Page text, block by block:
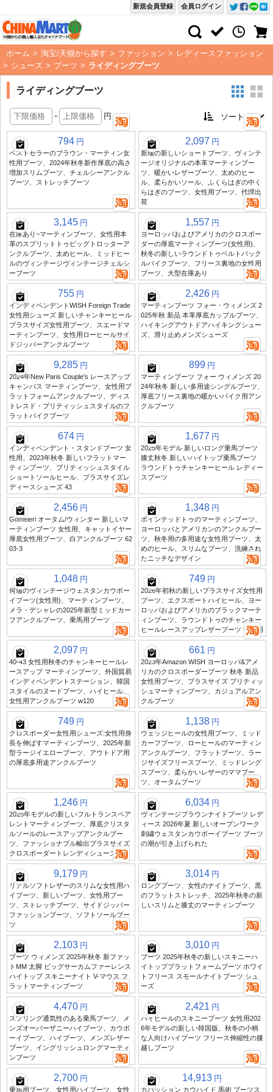
会員ログイン
新規会員登録
ホーム > 淘宝/天猫から探す > ファッション > レディースファッション
> シューズ > ブーツ > ライディングブーツ
ライディングブーツ
- 円
794 円
ベストセラーのブラウン・マーティン女
性用ブーツ、2024年秋冬新作厚底の高さ
増加スリムブーツ、チェルシーアンクル
ブーツ、ストレッチブーツ
2,097 円
新瑞の新しいショートブーツ、ヴィンテ
ージオリジナルの本革マーティンブー
ツ、暖かいレザーブーツ、太めのヒー
ル、柔らかいソール、ふくらはぎの中く
らはぎのブーツ、女性用ブーツ、代理出
荷
3,145 円
在庫あり~マーティンブーツ、女性用本
革のスプリットトゥピッグトロッターア
ンクルブーツ、太めヒール、ミッドヒー
ルのヴィンテージヴィンテージチェルシ
ーブーツ
1,557 円
ヨーロッパおよびアメリカのクロスボー
ダーの厚底マーティンブーツ(女性用)、
秋冬の新しいラウンドトゥベルトバック
ルバイクブーツ、フリース裏地の女性用
ブーツ、大型在庫あり
755 円
インディペンデントWISH Foreign Trade
女性用シューズ 新しいチャンキーヒール
プラスサイズ女性用ブーツ、スエードマ
ーティンブーツ、女性用ローヒールサイ
ドジッパーアンクルブーツ
2,426 円
マーティンブーツ フォー・ウィメンズ 2
025年秋 新品 本革厚底カップルブーツ、
ハイキングアウトドアハイキングシュー
ズ、滑り止めメンズシューズ
9,285 円
2024年New Paris Couple's レースアップ
キャンバス マーティンブーツ、女性用プ
ラットフォームアンクルブーツ、ディス
トレスド・ブリティッシュスタイルのフ
ラットバイクブーツ
899 円
マーティンブーツ フォー ウィメンズ 20
24年秋冬 新しい多用途シングルブーツ、
厚底フリース裏地の暖かいバイク用アン
クルブーツ
674 円
インディペンデント・スタンドブーツ 女
性用、2023年秋冬 新しいフラットマー
ティンブーツ、ブリティッシュスタイル
ショートソールヒール、プラスサイズレ
ディースシューズ 43
1,677 円
2025年モデル 新しいロング乗馬ブーツ
膝丈秋冬 新しいハイトップ乗馬ブーツ
ラウンドトゥチャンキーヒール レディー
スブーツ
2,456 円
Gomeieri オータム/ウィンター 新しいマ
ーティンブーツ 女性用、キャットイヤー
厚底女性用ブーツ、白アンクルブーツ 62
03-3
1,348 円
ポインテッドトゥのマーティンブーツ、
ヨーロッパとアメリカンのアンクルブー
ツ、秋冬用の多用途な女性用ブーツ、太
めのヒール、スリムなブーツ、洗練され
たニッチなデザイン
1,048 円
何瑞のヴィンテージウェスタンカウボー
イブーツ(女性用)、マーティンブーツ、
メラ・デシャレの2025年新型ミッドカー
フアンクルブーツ、乗馬用ブーツ
749 円
2026年初秋の新しいプラスサイズ女性用
ブーツ、エクスポートハイヒール、ヨー
ロッパおよびアメリカのブラックマーテ
ィンブーツ、ラウンドトゥのチャンキー
ヒールレースアップレザーブーツ 女性用
2,097 円
40-43 女性用秋冬のチャンキーヒールレ
ースアップ マーティンブーツ、外国貿易
インディペンデントステーション、韓国
スタイルのヌードブーツ、ハイヒール、
女性用アンクルブーツ w120
661 円
2023年Amazon WISH ヨーロッパ&アメ
リカのクロスボーダーブーツ 秋冬 新品
女性用ブーツ、プラスサイズ ブリティッ
シュマーティンブーツ、カジュアルアン
クルブーツ
749 円
クロスボーダー女性用シューズ:女性用身
長を伸ばすマーティンブーツ、2025年新
型ラージイエローブーツ、アウトドア用
の厚底多用途アンクルブーツ
1,138 円
ウェッジヒールの女性用ブーツ、ミッド
カーフブーツ、ローヒールのマーティン
アンクルブーツ、フラットブーツ、ラー
ジサイズフリースブーツ、ミッドレング
スブーツ、柔らかいレザーのママブー
ツ、オータムブーツ
1,246 円
2025年モデルの新しいフルトランスペア
レントマーティンブーツ、厚底クリスタ
ルソールのレースアップアンクルブー
ツ、ファッショナブル輸出プラスサイズ
クロスボーダートレンディシューズ
6,034 円
ヴィンテージブラウンナイトブーツ レデ
ィース 2026年夏 新しいオープンワーク
刺繍ウェスタンカウボーイブーツ ブーツ
の潮が引き上げられた
9,179 円
リアルソフトレザーのスリムな女性用ハ
イブーツ、新しいブーツ、女性用ブー
ツ、ストレッチブーツ、サイドジッパー
ファッションブーツ、ソフトソールブー
ツ
3,014 円
ロングブーツ、女性のナイトブーツ、黒
のフラットストレッチ、2025年秋冬の新
しいスリムと膝丈のマーティンブーツ
2,103 円
ブーツ ウィメンズ 2025年秋冬 新ファッ
トMM 太脚 ビッグサーカムファーレンス
ハイトップ スキニーナイト V-マウス フ
ラットマーティンブーツ
3,010 円
ブーツ 2025年秋冬の新しいスキニーハ
イトッププラットフォームブーツ ホワイ
トフリース スモールナイトブーツ シュ
ーズ
4,470 円
スプリング通気性のある乗馬ブーツ、メ
ンズオーバーザニーハイブーツ、カウボ
ーイブーツ、ハイブーツ、メンズレザー
ブーツ、イングリッシュロングマーティ
ンブーツ
2,421 円
ハイヒールのスキニーブーツ 女性用202
6年モデルの新しい韓国版、秋冬の小柄
な人向けハイブーツ フリース伸縮性の膝
越しブーツ
2,700 円
乗馬用ブーツ、女性用ハイブーツ、女性
14,913 円
カバッション カウハイド 馬術 ブーツス